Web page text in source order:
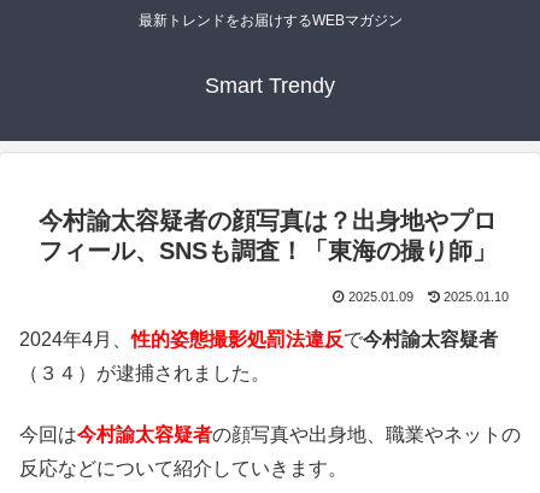
最新トレンドをお届けするWEBマガジン
Smart Trendy
今村諭太容疑者の顔写真は？出身地やプロ
フィール、SNSも調査！「東海の撮り師」
2025.01.09 2025.01.10
2024年4月、性的姿態撮影処罰法違反で今村諭太容疑者
（３４）が逮捕されました。
今回は今村諭太容疑者の顔写真や出身地、職業やネットの
反応などについて紹介していきます。